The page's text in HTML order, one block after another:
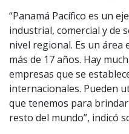
“Panamá Pacífico es un
industrial, comercial y de
nivel regional. Es un área
más de 17 años. Hay
empresas que se
internacionales. Pueden
que tenemos para
resto del mundo”, indicó